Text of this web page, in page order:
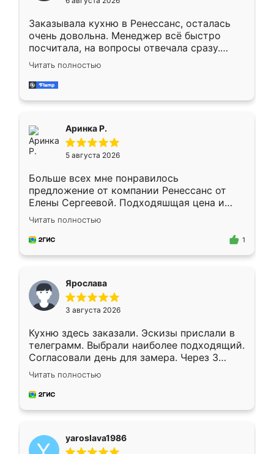
мебели буду заказывать только здесь.
Заказывала кухню в Ренессанс, осталась
очень довольна. Менеджер всё быстро
посчитала, на вопросы отвечала сразу.
Замерщик приехал в субботу, подошёл к
делу со всей ответственностью. Собрали
за день, ребята работали аккуратно, даже
Читать полностью
Аринка Р.
5 августа 2026
Больше всех мне понравилось
предложение от компании Ренессанс от
Елены Сергеевой. Подходяшщая цена и
короткие сроки изготовления. Приехавший
для замера сотрудник Владислав
предложил по моему эскизу самый
Читать полностью
1
Ярослава
3 августа 2026
Кухню здесь заказали. Эскизы прислали в
телеграмм. Выбрали наиболее подходящий.
Согласовали день для замера. Через 3
недели кухня была уже готова. Остались
довольны работой. Спасибо Ренессанс
мебель за качественную работу!
Читать полностью
yaroslava1986